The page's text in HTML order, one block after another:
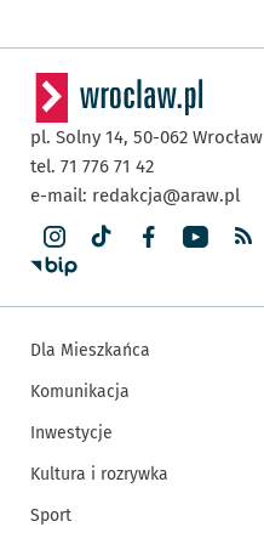
pl. Solny 14, 50-062 Wrocław
tel. 71 776 71 42
e-mail: redakcja@araw.pl
Dla Mieszkańca
Komunikacja
Inwestycje
Kultura i rozrywka
Sport